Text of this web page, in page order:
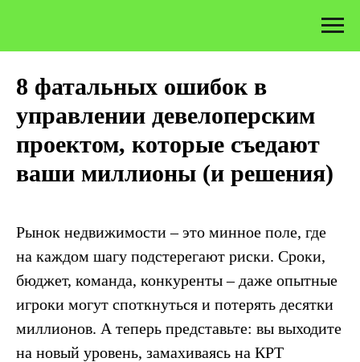
8 фатальных ошибок в
управлении девелоперским
проектом, которые съедают
ваши миллионы (и решения)
Рынок недвижимости – это минное поле, где
на каждом шагу подстерегают риски. Сроки,
бюджет, команда, конкуренты – даже опытные
игроки могут споткнуться и потерять десятки
миллионов. А теперь представьте: вы выходите
на новый уровень, замахиваясь на КРТ